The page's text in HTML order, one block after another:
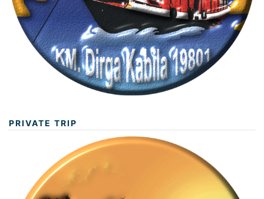
PRIVATE TRIP